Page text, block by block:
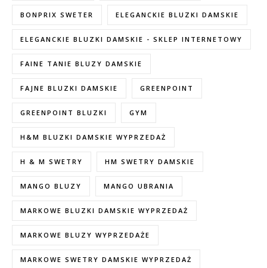
BONPRIX SWETER ELEGANCKIE BLUZKI DAMSKIE
ELEGANCKIE BLUZKI DAMSKIE - SKLEP INTERNETOWY
FAINE TANIE BLUZY DAMSKIE
FAJNE BLUZKI DAMSKIE GREENPOINT
GREENPOINT BLUZKI GYM
H&M BLUZKI DAMSKIE WYPRZEDAŻ
H & M SWETRY HM SWETRY DAMSKIE
MANGO BLUZY MANGO UBRANIA
MARKOWE BLUZKI DAMSKIE WYPRZEDAŻ
MARKOWE BLUZY WYPRZEDAŻE
MARKOWE SWETRY DAMSKIE WYPRZEDAŻ